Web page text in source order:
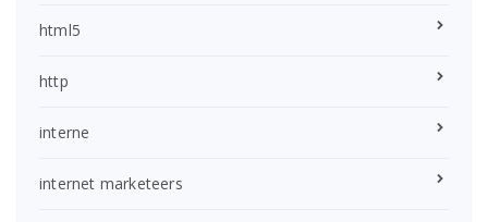
html5
http
interne
internet marketeers